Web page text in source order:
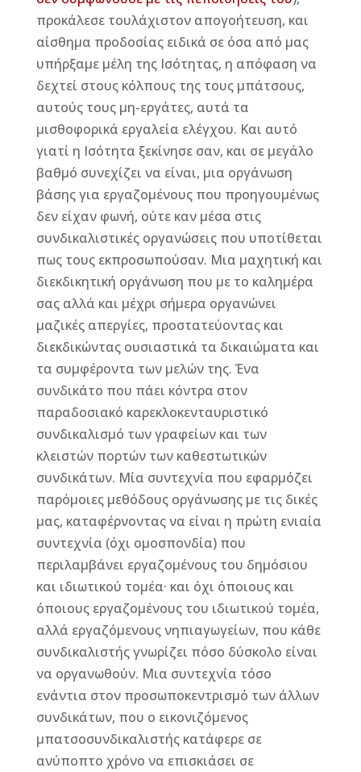
προκάλεσε τουλάχιστον απογοήτευση, και
αίσθημα προδοσίας ειδικά σε όσα από μας
υπήρξαμε μέλη της Ισότητας, η απόφαση να
δεχτεί στους κόλπους της τους μπάτσους,
αυτούς τους μη-εργάτες, αυτά τα
μισθοφορικά εργαλεία ελέγχου. Και αυτό
γιατί η Ισότητα ξεκίνησε σαν, και σε μεγάλο
βαθμό συνεχίζει να είναι, μια οργάνωση
βάσης για εργαζομένους που προηγουμένως
δεν είχαν φωνή, ούτε καν μέσα στις
συνδικαλιστικές οργανώσεις που υποτίθεται
πως τους εκπροσωπούσαν. Μια μαχητική και
διεκδικητική οργάνωση που με το καλημέρα
σας αλλά και μέχρι σήμερα οργανώνει
μαζικές απεργίες, προστατεύοντας και
διεκδικώντας ουσιαστικά τα δικαιώματα και
τα συμφέροντα των μελών της. Ένα
συνδικάτο που πάει κόντρα στον
παραδοσιακό καρεκλοκενταυριστικό
συνδικαλισμό των γραφείων και των
κλειστών πορτών των καθεστωτικών
συνδικάτων. Μία συντεχνία που εφαρμόζει
παρόμοιες μεθόδους οργάνωσης με τις δικές
μας, καταφέρνοντας να είναι η πρώτη ενιαία
συντεχνία (όχι ομοσπονδία) που
περιλαμβάνει εργαζομένους του δημόσιου
και ιδιωτικού τομέα· και όχι όποιους και
όποιους εργαζομένους του ιδιωτικού τομέα,
αλλά εργαζόμενους νηπιαγωγείων, που κάθε
συνδικαλιστής γνωρίζει πόσο δύσκολο είναι
να οργανωθούν. Μια συντεχνία τόσο
ενάντια στον προσωποκεντρισμό των άλλων
συνδικάτων, που ο εικονιζόμενος
μπατσοσυνδικαλιστής κατάφερε σε
ανύποπτο χρόνο να επισκιάσει σε